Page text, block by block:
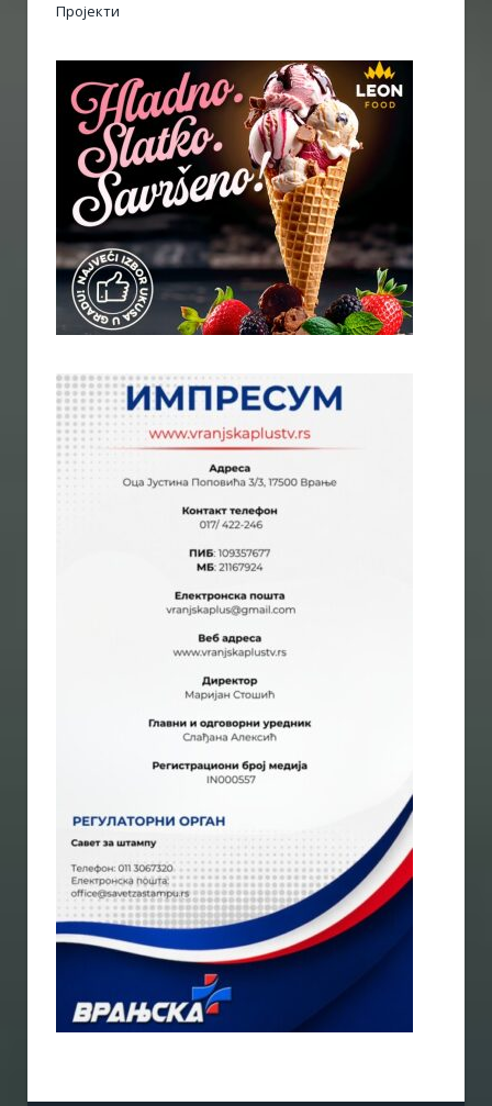
Пројекти